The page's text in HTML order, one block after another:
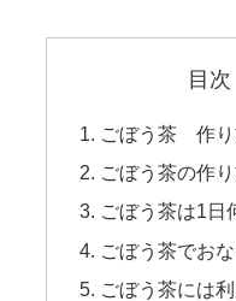
目次
ごぼう茶 作
ごぼう茶の作
ごぼう茶は1日
ごぼう茶でお
ごぼう茶には